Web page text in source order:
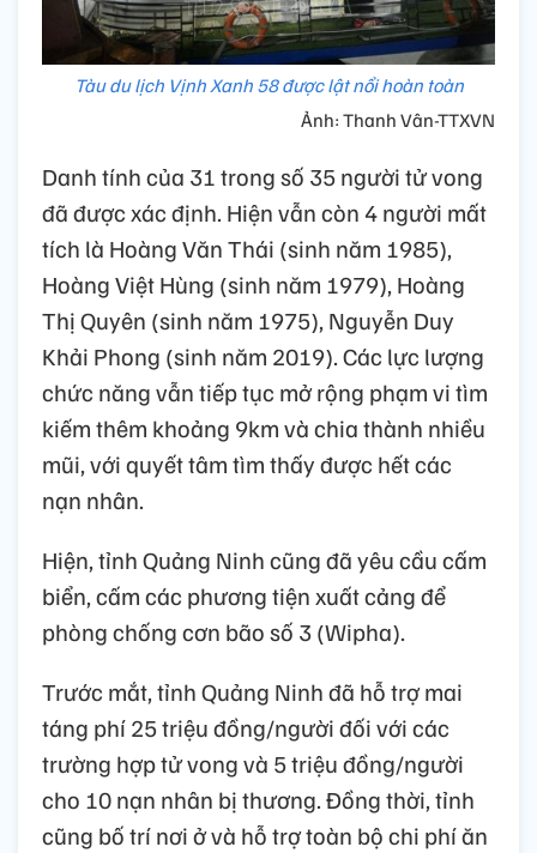
Tàu du lịch Vịnh Xanh 58 được lật nổi hoàn toàn
Ảnh: Thanh Vân-TTXVN
Danh tính của 31 trong số 35 người tử vong
đã được xác định. Hiện vẫn còn 4 người mất
tích là Hoàng Văn Thái (sinh năm 1985),
Hoàng Việt Hùng (sinh năm 1979), Hoàng
Thị Quyên (sinh năm 1975), Nguyễn Duy
Khải Phong (sinh năm 2019). Các lực lượng
chức năng vẫn tiếp tục mở rộng phạm vi tìm
kiếm thêm khoảng 9km và chia thành nhiều
mũi, với quyết tâm tìm thấy được hết các
nạn nhân.
Hiện, tỉnh Quảng Ninh cũng đã yêu cầu cấm
biển, cấm các phương tiện xuất cảng để
phòng chống cơn bão số 3 (Wipha).
Trước mắt, tỉnh Quảng Ninh đã hỗ trợ mai
táng phí 25 triệu đồng/người đối với các
trường hợp tử vong và 5 triệu đồng/người
cho 10 nạn nhân bị thương. Đồng thời, tỉnh
cũng bố trí nơi ở và hỗ trợ toàn bộ chi phí ăn